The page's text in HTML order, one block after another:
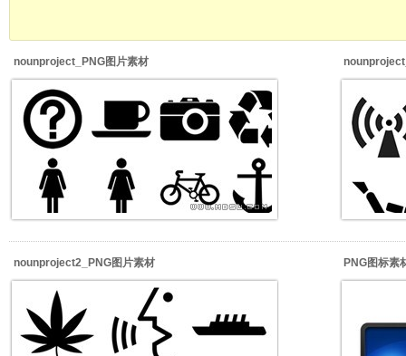
nounproject_PNG图片素材
nounproject2_PNG图片素材 PNG图标素